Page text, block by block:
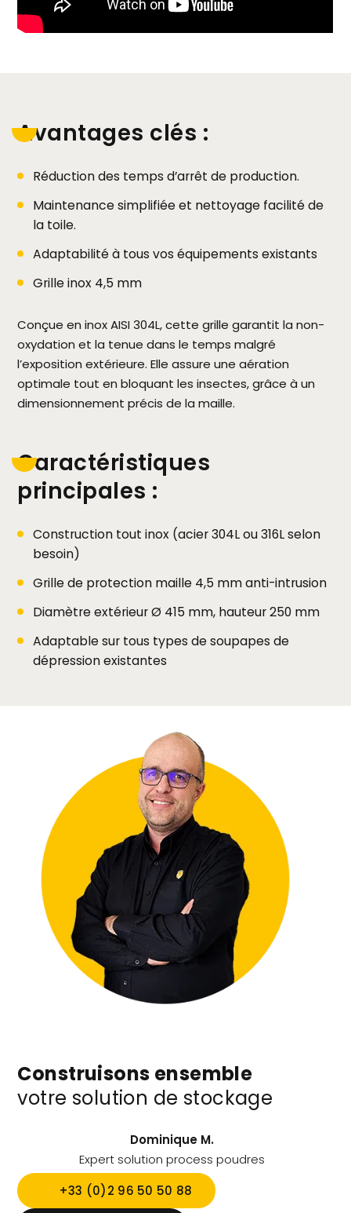
Avantages clés :
Réduction des temps d’arrêt de production.
Maintenance simplifiée et nettoyage facilité de
la toile.
Adaptabilité à tous vos équipements existants
Grille inox 4,5 mm
Conçue en inox AISI 304L, cette grille garantit la non-
oxydation et la tenue dans le temps malgré
l’exposition extérieure. Elle assure une aération
optimale tout en bloquant les insectes, grâce à un
dimensionnement précis de la maille.
Caractéristiques
principales :
Construction tout inox (acier 304L ou 316L selon
besoin)
Grille de protection maille 4,5 mm anti-intrusion
Diamètre extérieur Ø 415 mm, hauteur 250 mm
Adaptable sur tous types de soupapes de
dépression existantes
Construisons ensemble
votre solution de stockage
Dominique M.
Expert solution process poudres
+33 (0)2 96 50 50 88